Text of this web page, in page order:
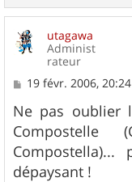
utagawa
Administ
rateur
M
s
s
a
g
e
19 févr. 2006, 20:24
Ne pas oublier
dépaysant !